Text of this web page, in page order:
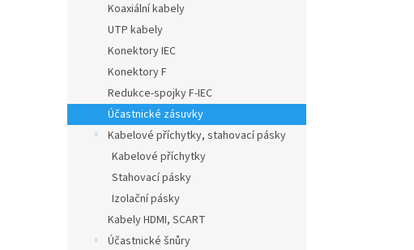
Koaxiální kabely
UTP kabely
Konektory IEC
Konektory F
Redukce-spojky F-IEC
Účastnické zásuvky
Kabelové příchytky, stahovací pásky
Kabelové příchytky
Stahovací pásky
Izolační pásky
Kabely HDMI, SCART
Účastnické šnůry